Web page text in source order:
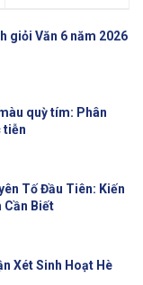
giỏi Văn 6 năm 2026
quỳ tím: Phân
tiễn
Tố Đầu Tiên: Kiến
Cần Biết
Xét Sinh Hoạt Hè